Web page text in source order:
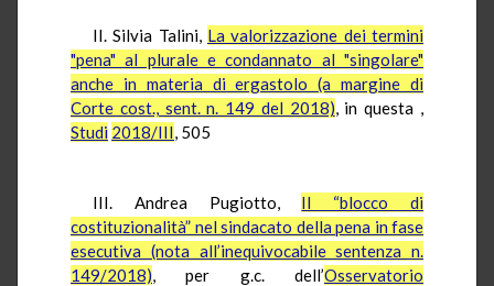
II. Silvia Talini, La valorizzazione dei termini
"pena" al plurale e condannato al "singolare"
anche in materia di ergastolo (a margine di
Corte cost., sent. n. 149 del 2018), in questa ,
Studi 2018/III, 505
III. Andrea Pugiotto, Il “blocco di
costituzionalità” nel sindacato della pena in fase
esecutiva (nota all’inequivocabile sentenza n.
149/2018), per g.c. dell’Osservatorio